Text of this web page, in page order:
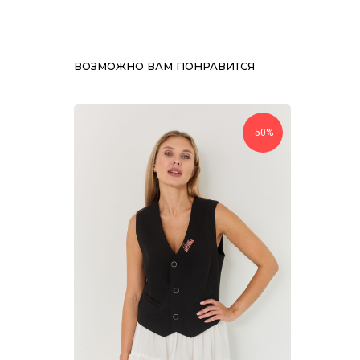
ВОЗМОЖНО ВАМ ПОНРАВИТСЯ
-50%